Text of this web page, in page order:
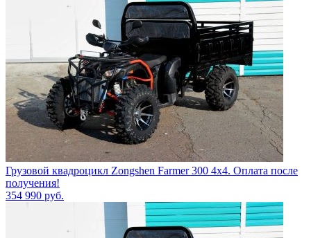
Грузовой квадроцикл Zongshen Farmer 300 4х4. Оплата после
получения!
354 990 руб.